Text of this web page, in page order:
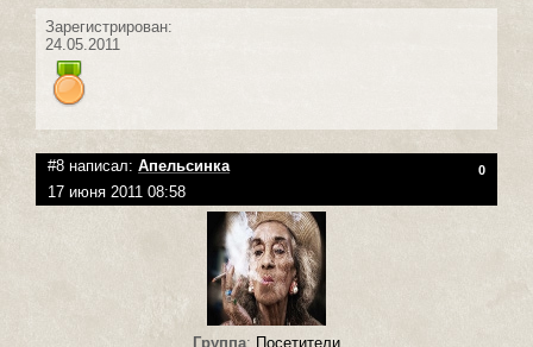
Зарегистрирован:
24.05.2011
#8 написал: Апельсинка 0
17 июня 2011 08:58
Группа: Посетители